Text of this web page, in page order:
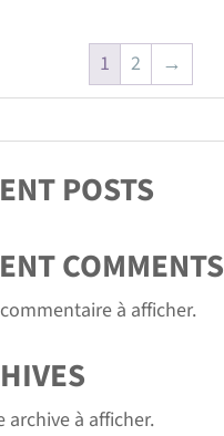
190,00 €
2190,00 €
1 2 →
POSTS
COMMENTS
à afficher.
archive à afficher.